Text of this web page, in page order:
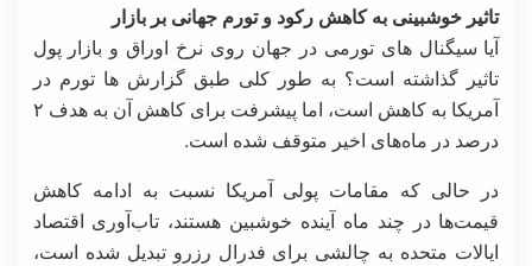
تاثیر خوشبینی به کاهش رکود و تورم جهانی بر بازار
آیا سیگنال های تورمی در جهان روی نرخ اوراق و بازار پول
تاثیر گذاشته است؟ به طور کلی طبق گزارش ها تورم در
آمریکا به کاهش است، اما پیشرفت برای کاهش آن به هدف ۲
درصد در ماه‌های اخیر متوقف شده است.
در حالی که مقامات پولی آمریکا نسبت به ادامه کاهش
قیمت‌ها در چند ماه آینده خوشبین هستند، تاب‌آوری اقتصاد
ایالات متحده به چالشی برای فدرال رزرو تبدیل شده است،